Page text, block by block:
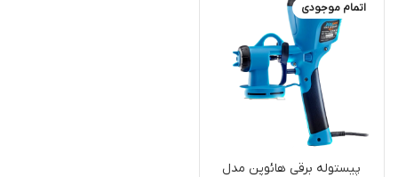
اتمام موجودی
پیستوله برقی هائوپن مدل